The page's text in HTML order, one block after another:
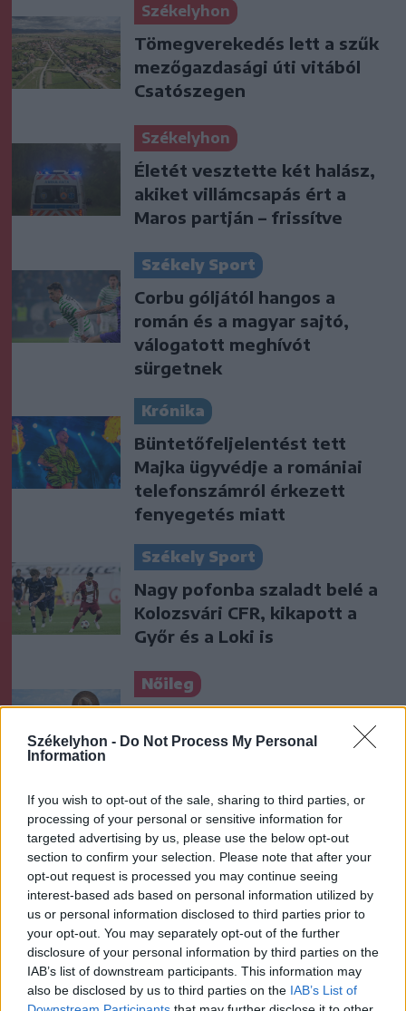
Székelyhon - Do Not Process My Personal
Information
If you wish to opt-out of the sale, sharing to third parties, or
processing of your personal or sensitive information for
targeted advertising by us, please use the below opt-out
section to confirm your selection. Please note that after your
opt-out request is processed you may continue seeing
interest-based ads based on personal information utilized by
us or personal information disclosed to third parties prior to
your opt-out. You may separately opt-out of the further
disclosure of your personal information by third parties on the
IAB’s list of downstream participants. This information may
also be disclosed by us to third parties on the IAB’s List of
Székelyhon
Tömegverekedés lett a szűk
mezőgazdasági úti vitából
Csatószegen
Székelyhon
Életét vesztette két halász,
akiket villámcsapás ért a
Maros partján – frissítve
Székely Sport
Corbu góljától hangos a
román és a magyar sajtó,
válogatott meghívót
sürgetnek
Krónika
Büntetőfeljelentést tett
Majka ügyvédje a romániai
telefonszámról érkezett
fenyegetés miatt
Székely Sport
Nagy pofonba szaladt belé a
Kolozsvári CFR, kikapott a
Győr és a Loki is
Nőileg
menjünk!
A rovat további cikkei